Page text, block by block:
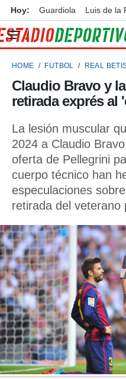
de
por
para
la
calidad.
a este
las
y
forma
basada
permite
seguir
contenido
coste.
a la
ACEPTAR
Y
CONTINUAR
CONFIGURAR
RECHAZAR
Hoy: Guardiola Luis de la
HOME FÚTBOL REAL
Claudio Bravo y
retirada exprés al
La lesión muscular
2024 a Claudio
oferta de Pellegrini
cuerpo técnico han
especulaciones
retirada del veterano